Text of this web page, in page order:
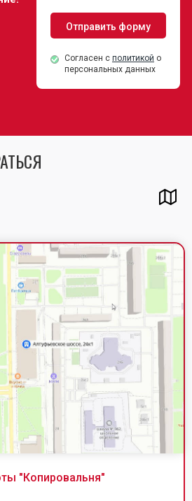
Согласен с политикой о
персональных данных
"Копировальня"